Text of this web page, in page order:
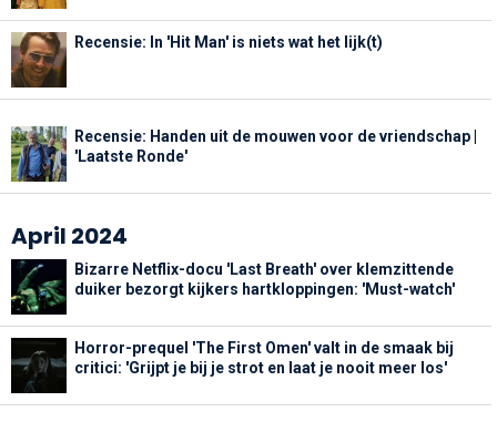
Recensie: In 'Hit Man' is niets wat het lijk(t)
Recensie: Handen uit de mouwen voor de vriendschap |
'Laatste Ronde'
April 2024
Bizarre Netflix-docu 'Last Breath' over klemzittende
duiker bezorgt kijkers hartkloppingen: 'Must-watch'
Horror-prequel 'The First Omen' valt in de smaak bij
critici: 'Grijpt je bij je strot en laat je nooit meer los'